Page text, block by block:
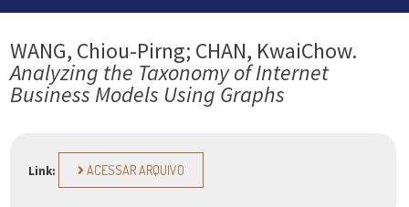
WANG, Chiou-Pirng; CHAN, KwaiChow.
Analyzing the Taxonomy of Internet
Business Models Using Graphs
Link: ACESSAR ARQUIVO